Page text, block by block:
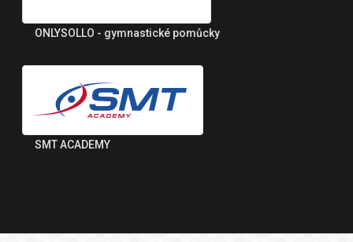
ONLYSOLLO - gymnastické pomůcky
SMT ACADEMY